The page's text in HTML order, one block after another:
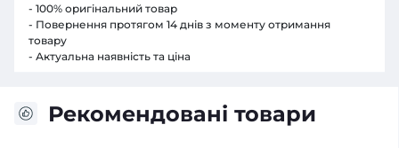
Рекомендовані товари
- 100% оригінальний товар
- Повернення протягом 14 днів з моменту отримання
товару
- Актуальна наявність та ціна